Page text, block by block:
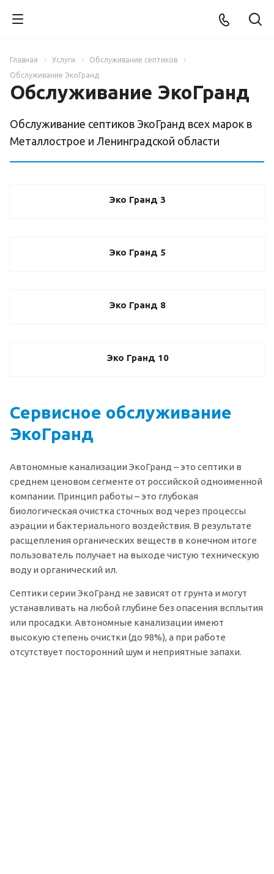
Главная Услуги
Обслуживание септиков
Обслуживание ЭкоГранд
Обслуживание ЭкоГранд
Обслуживание септиков ЭкоГранд всех марок в
Металлострое и Ленинградской области
Эко Гранд 3
Эко Гранд 5
Эко Гранд 8
Эко Гранд 10
Сервисное обслуживание
ЭкоГранд
Автономные канализации ЭкоГранд – это септики в
среднем ценовом сегменте от российской одноименной
компании. Принцип работы – это глубокая
биологическая очистка сточных вод через процессы
аэрации и бактериального воздействия. В результате
расщепления органических веществ в конечном итоге
пользователь получает на выходе чистую техническую
воду и органический ил.
Септики серии ЭкоГранд не зависят от грунта и могут
устанавливать на любой глубине без опасения всплытия
или просадки. Автономные канализации имеют
высокую степень очистки (до 98%), а при работе
отсутствует посторонний шум и неприятные запахи.